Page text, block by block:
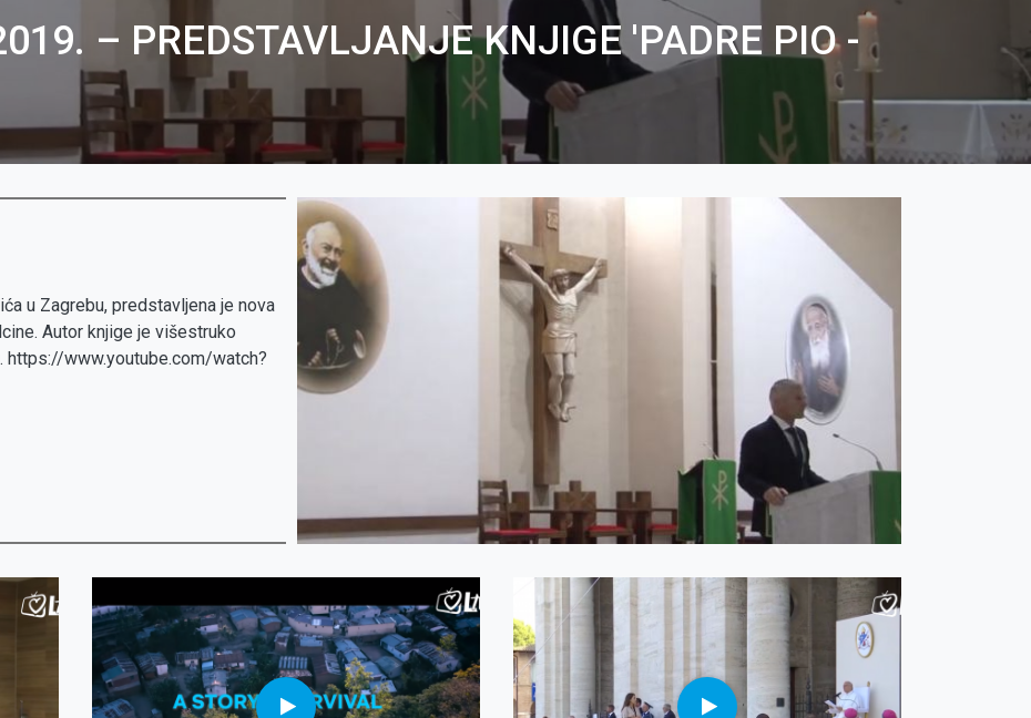
– PREDSTAVLJANJE KNJIGE 'PADRE PIO -
u Zagrebu, predstavljena je nova
Autor knjige je višestruko
https://www.youtube.com/watch?